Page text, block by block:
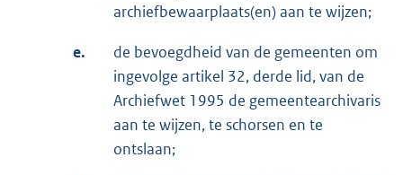
archiefbewaarplaats(en) aan te wijzen;
e.
de bevoegdheid van de gemeenten om
ingevolge artikel 32, derde lid, van de
Archiefwet 1995 de gemeentearchivaris
aan te wijzen, te schorsen en te
ontslaan;